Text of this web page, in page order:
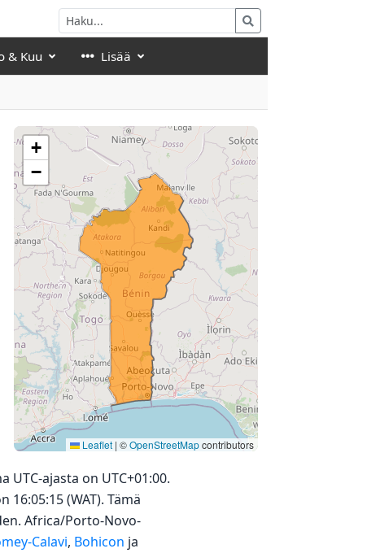
& Kuu Lisää
+
−
Leaflet | ©OpenStreetMapcontributors
ajasta on UTC+01:00.
(WAT). Tämä
Africa/Porto-Novo-
Calavi, Bohicon ja